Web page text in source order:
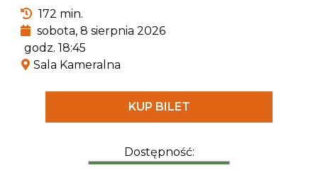
Powstała już niejedna ekranizacja klasycznego
dzieła Homera, ale tym razem film nakręcony
zostanie w technologii IMAX i będzie pierwszym
tak nowoczesnym podejściem do „Odysei”.
172 min.
sobota, 8 sierpnia 2026
godz. 18:45
Sala Kameralna
KUP BILET
Dostępność: